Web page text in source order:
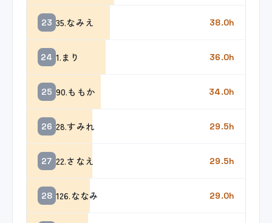
23 35.なみえ 38.0h
24 1.まり 36.0h
25 90.ももか 34.0h
26 28.すみれ 29.5h
27 22.さなえ 29.5h
28 126.ななみ 29.0h